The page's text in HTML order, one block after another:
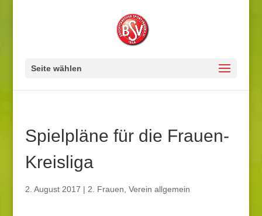
Seite wählen
Spielpläne für die Frauen-
Kreisliga
2. August 2017 | 2. Frauen Verein allgemein